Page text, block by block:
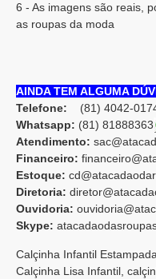
6 - As imagens são reais,
as roupas da moda
AINDA TEM ALGUMA
Telefone: (81) 4042-
Whatsapp: (81) 81888363
Atendimento:
Financeiro:
Estoque:
Diretoria:
Ouvidoria:
Skype:
Calçinha Infantil
Calçinha Lisa Infantil,